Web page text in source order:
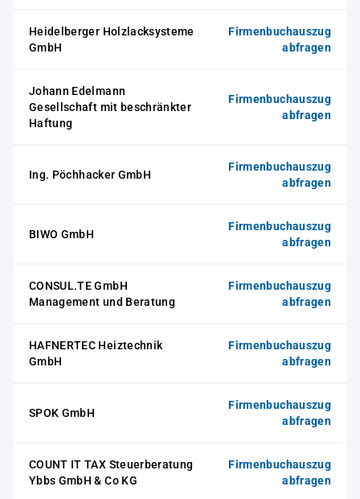
Heidelberger Holzlacksysteme
GmbH
Firmenbuchauszug
abfragen
Johann Edelmann
Gesellschaft mit beschränkter
Haftung
Firmenbuchauszug
abfragen
Ing. Pöchhacker GmbH
Firmenbuchauszug
abfragen
BIWO GmbH
Firmenbuchauszug
abfragen
CONSUL.TE GmbH
Management und Beratung
Firmenbuchauszug
abfragen
HAFNERTEC Heiztechnik
GmbH
Firmenbuchauszug
abfragen
SPOK GmbH
Firmenbuchauszug
abfragen
COUNT IT TAX Steuerberatung
Ybbs GmbH & Co KG
Firmenbuchauszug
abfragen